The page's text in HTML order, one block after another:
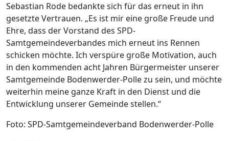
Sebastian Rode bedankte sich für das erneut in ihn
gesetzte Vertrauen. „Es ist mir eine große Freude und
Ehre, dass der Vorstand des SPD-
Samtgemeindeverbandes mich erneut ins Rennen
schicken möchte. Ich verspüre große Motivation, auch
in den kommenden acht Jahren Bürgermeister unserer
Samtgemeinde Bodenwerder-Polle zu sein, und möchte
weiterhin meine ganze Kraft in den Dienst und die
Entwicklung unserer Gemeinde stellen.“
Foto: SPD-Samtgemeindeverband Bodenwerder-Polle